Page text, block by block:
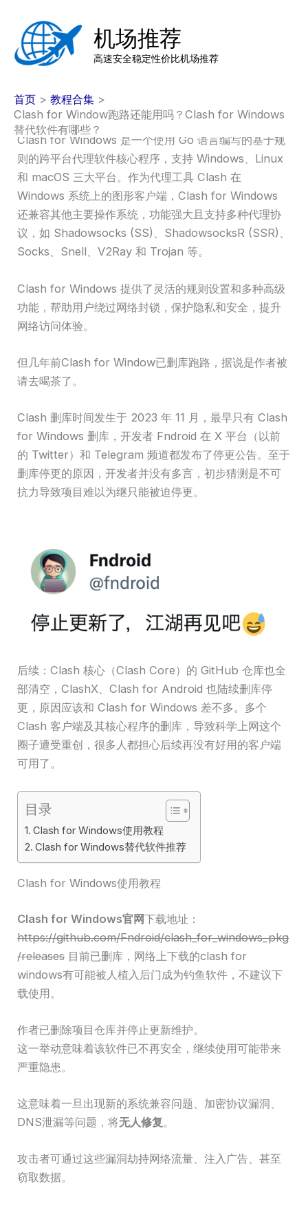
机场推荐
高速安全稳定性价比机场推荐
首页
教程合集
Clash for Window跑路还能用吗？Clash for Windows
替代软件有哪些？
Clash for Windows 是一个使用 Go 语言编写的基于规
则的跨平台代理软件核心程序，支持 Windows、Linux
和 macOS 三大平台。作为代理工具 Clash 在
Windows 系统上的图形客户端，Clash for Windows
还兼容其他主要操作系统，功能强大且支持多种代理协
议，如 Shadowsocks (SS)、ShadowsocksR (SSR)、
Socks、Snell、V2Ray 和 Trojan 等。
Clash for Windows 提供了灵活的规则设置和多种高级
功能，帮助用户绕过网络封锁，保护隐私和安全，提升
网络访问体验。
但几年前Clash for Window已删库跑路，据说是作者被
请去喝茶了。
Clash 删库时间发生于 2023 年 11 月，最早只有 Clash
for Windows 删库，开发者 Fndroid 在 X 平台（以前
的 Twitter）和 Telegram 频道都发布了停更公告。至于
删库停更的原因，开发者并没有多言，初步猜测是不可
抗力导致项目难以为继只能被迫停更。
后续：Clash 核心（Clash Core）的 GitHub 仓库也全
部清空，ClashX、Clash for Android 也陆续删库停
更，原因应该和 Clash for Windows 差不多。多个
Clash 客户端及其核心程序的删库，导致科学上网这个
圈子遭受重创，很多人都担心后续再没有好用的客户端
可用了。
目录
Clash for Windows使用教程
Clash for Windows替代软件推荐
Clash for Windows使用教程
Clash for Windows官网下载地址：
https://github.com/Fndroid/clash_for_windows_pkg
/releases目前已删库，网络上下载的clash for
windows有可能被人植入后门成为钓鱼软件，不建议下
载使用。
作者已删除项目仓库并停止更新维护。
这一举动意味着该软件已不再安全，继续使用可能带来
严重隐患。
这意味着一旦出现新的系统兼容问题、加密协议漏洞、
DNS泄漏等问题，将无人修复。
攻击者可通过这些漏洞劫持网络流量、注入广告、甚至
窃取数据。